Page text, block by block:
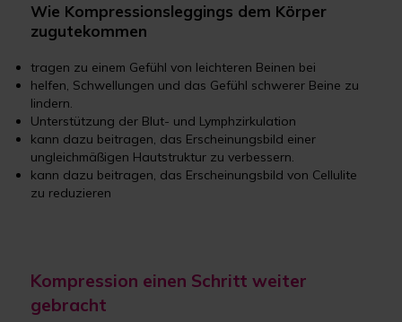
Wie Kompressionsleggings dem Körper
zugutekommen
tragen zu einem Gefühl von leichteren Beinen bei
helfen, Schwellungen und das Gefühl schwerer Beine zu
lindern.
Unterstützung der Blut- und Lymphzirkulation
kann dazu beitragen, das Erscheinungsbild einer
ungleichmäßigen Hautstruktur zu verbessern.
kann dazu beitragen, das Erscheinungsbild von Cellulite
zu reduzieren
Kompression einen Schritt weiter
gebracht